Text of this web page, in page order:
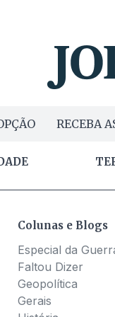
RECEBA
Colunas e Blogs
Especial da
Faltou Dizer
Geopolítica
Gerais